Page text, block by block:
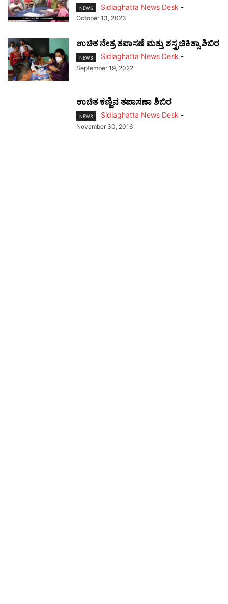
NEWS Sidlaghatta News Desk -
October 13, 2023
ಉಚಿತ ನೇತ್ರ ತಪಾಸಣೆ ಮತ್ತು ಶಸ್ತ್ರಚಿಕಿತ್ಸಾ ಶಿಬಿರ
NEWS Sidlaghatta News Desk -
September 19, 2022
ಉಚಿತ ಕಣ್ಣಿನ ತಪಾಸಣಾ ಶಿಬಿರ
NEWS Sidlaghatta News Desk -
November 30, 2016